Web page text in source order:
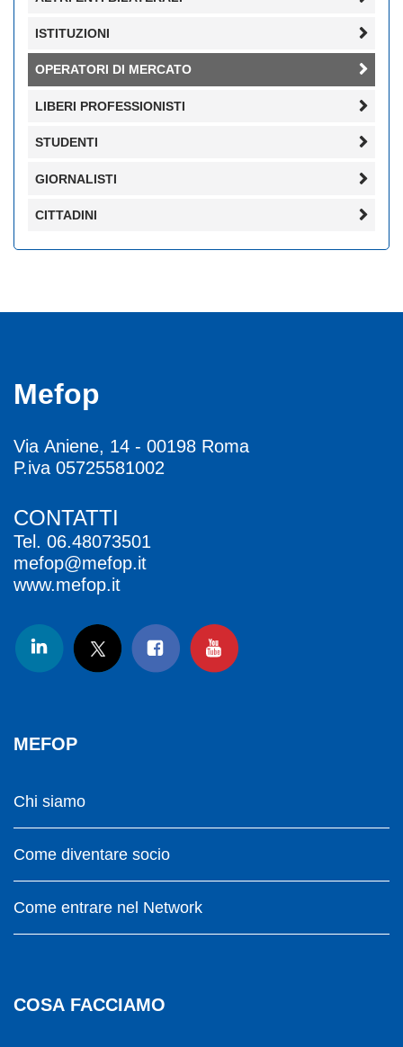
ISTITUZIONI
OPERATORI DI MERCATO
LIBERI PROFESSIONISTI
STUDENTI
GIORNALISTI
CITTADINI
Mefop
Via Aniene, 14 - 00198 Roma
P.iva 05725581002
CONTATTI
Tel. 06.48073501
mefop@mefop.it
www.mefop.it
MEFOP
Chi siamo
Come diventare socio
Come entrare nel Network
COSA FACCIAMO